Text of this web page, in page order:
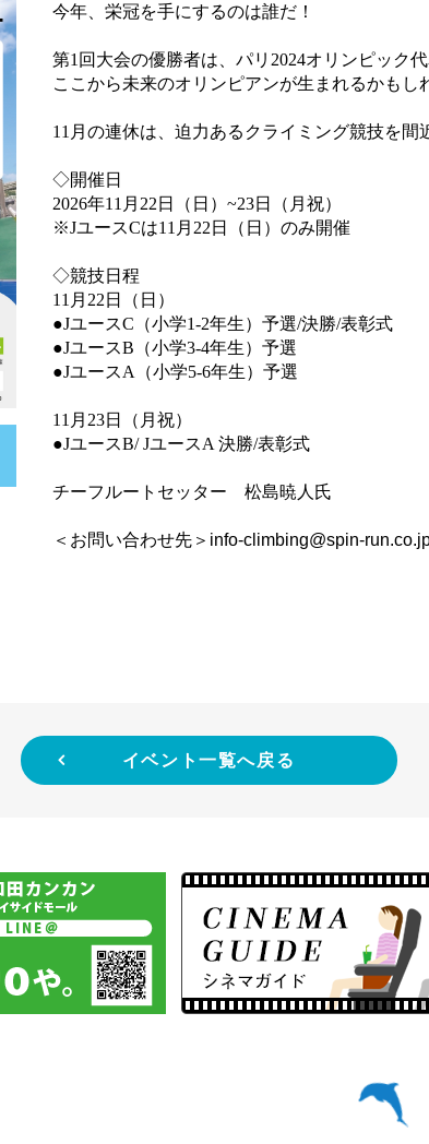
今年、栄冠を手にするのは誰だ！
第1回大会の優勝者は、パリ2024オリンピック
ここから未来のオリンピアンが生まれるかもし
11月の連休は、迫力あるクライミング競技を間
◇開催日
2026年11月22日（日）~23日（月祝）
※JユースCは11月22日（日）のみ開催
◇競技日 程
11月22日（日）
●JユースC（小学1-2年生）予選/決勝/表彰式
●JユースB（小学3-4年生）予選
●JユースA（小学5-6年生）予選
11月23日（月祝）
●JユースB/ JユースA 決勝/表彰式
チーフルートセッター 松島暁人氏
＜お問い合わせ先＞info-climbing@spin-
イベント一覧へ戻る